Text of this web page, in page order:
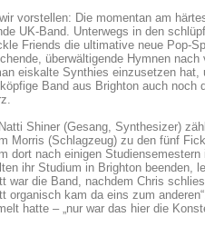
vorstellen: Die momentan am
UK-Band. Unterwegs in den
Friends die ultimative neue Pop-
überwältigende Hymnen
eiskalte Synthies einzusetzen hat,
Band aus Brighton auch noch
Shiner (Gesang, Synthesizer)
Morris (Schlagzeug) zu den fünf
dort nach einigen
ihr Studium in Brighton beenden,
war die Band, nachdem Chris
organisch kam da eins zum
hatte – „nur war das hier die